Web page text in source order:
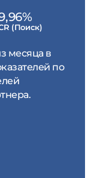
(Поиск)
месяца в
по